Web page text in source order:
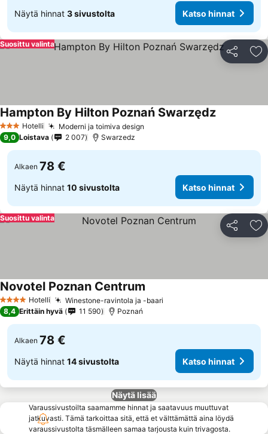
Näytä hinnat 3 sivustolta Katso hinnat
Jaa
Suosittu valinta
3 Tähtiluokitus
Hotelli Moderni ja toimiva design
Hampton By Hilton Poznań SwarzędzKatso
9,0 Loistava 2 007 Swarzedz
Alkaen 78 €
Näytä hinnat 10 sivustolta Katso hinnat
Jaa
Suosittu valinta
4 Tähtiluokitus
Hotelli Winestone-ravintola ja -baari
Novotel Poznan Centrum
8,4 Erittäin hyvä 11 590 Poznań
Alkaen 78 €
Näytä hinnat 14 sivustolta Katso hinnat
Näytä lisää
Varaussivustoilta saamamme hinnat ja saatavuus muuttuvat
jatkuvasti. Tämä tarkoittaa sitä, että et välttämättä aina löydä
varaussivustolta täsmälleen samaa tarjousta kuin trivagosta.